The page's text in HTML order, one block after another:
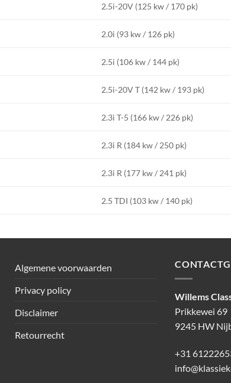
2.5i-20V (125 kw / 170 pk)
2.0i (93 kw / 126 pk)
2.5i (106 kw / 144 pk)
2.5i-20V T (142 kw / 193 pk)
2.3i T-5 (166 kw / 226 pk)
2.3i R (184 kw / 250 pk)
2.3i R (177 kw / 241 pk)
2.5 TDI (103 kw / 140 pk)
Algemene voorwaarden
Privacy policy
Disclaimer
Retourrecht
Willems
Prikkewei 69
9245 HW
+31